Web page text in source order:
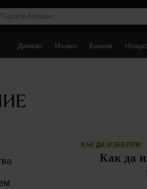
Дамско Мъжко Бански
КАК ДА ИЗБЕРЕМ
Как да